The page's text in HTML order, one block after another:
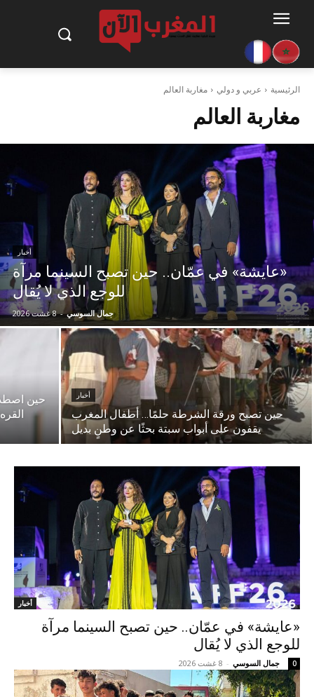
الرئيسية عربي و دولي مغاربة العالم
مغاربة العالم
أخبار
«عايشة» في عمّان.. حين تصبح السينما مرآة
للوجع الذي لا يُقال
جمال السوسي - 8 غشت 2026
أخبار
حين تصبح ورقة الشرطة حلمًا… أطفال المغرب
يقفون على أبواب سبتة بحثًا عن وطنٍ بديل
حين
أخبار
«عايشة» في عمّان.. حين تصبح السينما مرآة
للوجع الذي لا يُقال
جمال السوسي - 8 غشت 2026 0